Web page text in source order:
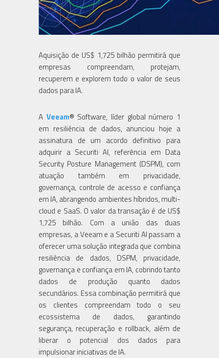
Aquisição de US$ 1,725 bilhão permitirá que
empresas compreendam, protejam,
recuperem e explorem todo o valor de seus
dados para IA.
A Veeam® Software, líder global número 1
em resiliência de dados, anunciou hoje a
assinatura de um acordo definitivo para
adquirir a Securiti AI, referência em Data
Security Posture Management (DSPM), com
atuação também em privacidade,
governança, controle de acesso e confiança
em IA, abrangendo ambientes híbridos, multi-
cloud e SaaS. O valor da transação é de US$
1,725 bilhão. Com a união das duas
empresas, a Veeam e a Securiti AI passam a
oferecer uma solução integrada que combina
resiliência de dados, DSPM, privacidade,
governança e confiança em IA, cobrindo tanto
dados de produção quanto dados
secundários. Essa combinação permitirá que
os clientes compreendam todo o seu
ecossistema de dados, garantindo
segurança, recuperação e rollback, além de
liberar o potencial dos dados para
impulsionar iniciativas de IA.